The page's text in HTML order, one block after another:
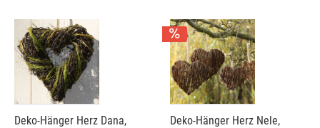
Deko-Hänger Herz Dana,
Deko-Hänger Herz Nele,